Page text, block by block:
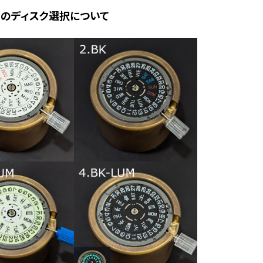
ディスク選択について